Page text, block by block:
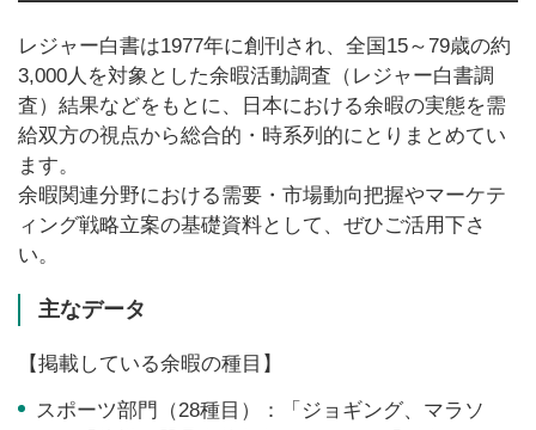
レジャー白書は1977年に創刊され、全国15～79歳の約
3,000人を対象とした余暇活動調査（レジャー白書調
査）結果などをもとに、日本における余暇の実態を需
給双方の視点から総合的・時系列的にとりまとめてい
ます。
余暇関連分野における需要・市場動向把握やマーケテ
ィング戦略立案の基礎資料として、ぜひご活用下さ
い。
主なデータ
【掲載している余暇の種目】
スポーツ部門（28種目）：「ジョギング、マラソ